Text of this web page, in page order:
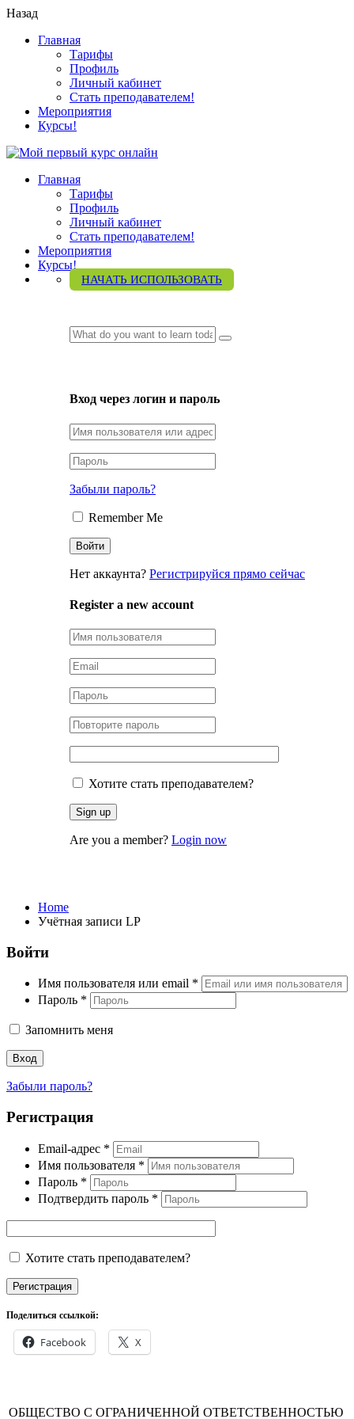
Назад
Главная
Тарифы
Профиль
Личный кабинет
Стать преподавателем!
Мероприятия
Курсы!
Главная
Тарифы
Профиль
Личный кабинет
Стать преподавателем!
Мероприятия
Курсы!
НАЧАТЬ ИСПОЛЬЗОВАТЬ
Вход через логин и пароль
Забыли пароль?
Remember Me
Нет аккаунта? Регистрируйся прямо сейчас
Register a new account
Хотите стать преподавателем?
Are you a member? Login now
Home
Учётная записи LP
Войти
Имя пользователя или email *
Пароль *
Запомнить меня
Вход
Забыли пароль?
Регистрация
Email-адрес *
Имя пользователя *
Пароль *
Подтвердить пароль *
Хотите стать преподавателем?
Регистрация
Поделиться ссылкой:
Facebook X
ОБЩЕСТВО С ОГРАНИЧЕННОЙ ОТВЕТСТВЕННОСТЬЮ